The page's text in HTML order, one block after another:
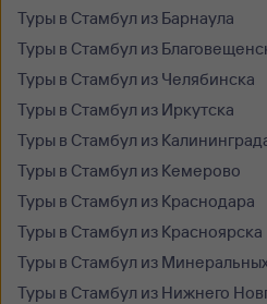
Туры в Стамбул из Барнаула
Туры в Стамбул из
Туры в Стамбул из Челябинска
Туры в Стамбул из Иркутска
Туры в Стамбул из
Туры в Стамбул из Кемерово
Туры в Стамбул из Краснодара
Туры в Стамбул из Красноярска
Туры в Стамбул из
Туры в Стамбул из Нижнего